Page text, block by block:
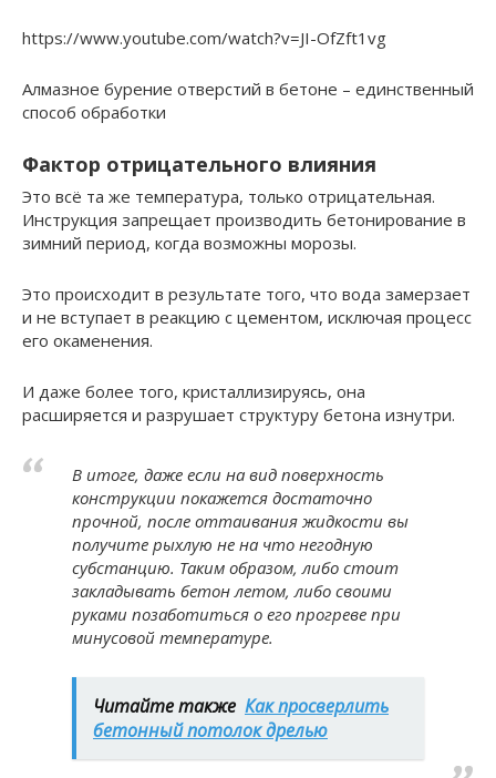
https://www.youtube.com/watch?v=JI-OfZft1vg
Алмазное бурение отверстий в бетоне – единственный
способ обработки
Фактор отрицательного влияния
Это всё та же температура, только отрицательная.
Инструкция запрещает производить бетонирование в
зимний период, когда возможны морозы.
Это происходит в результате того, что вода замерзает
и не вступает в реакцию с цементом, исключая процесс
его окаменения.
И даже более того, кристаллизируясь, она
расширяется и разрушает структуру бетона изнутри.
В итоге, даже если на вид поверхность
конструкции покажется достаточно
прочной, после оттаивания жидкости вы
получите рыхлую не на что негодную
субстанцию. Таким образом, либо стоит
закладывать бетон летом, либо своими
руками позаботиться о его прогреве при
минусовой температуре.
Читайте также Как просверлить
бетонный потолок дрелью